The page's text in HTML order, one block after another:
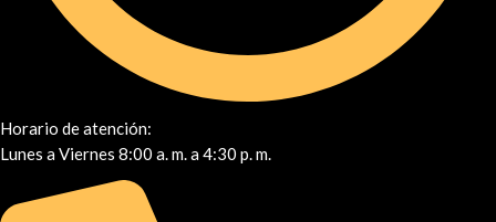
Horario de atención:
Lunes a Viernes 8:00 a. m. a 4:30 p. m.